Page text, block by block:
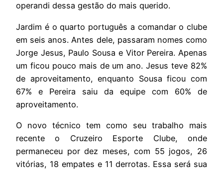
operandi dessa gestão do mais querido.
Jardim é o quarto português a comandar o clube
em seis anos. Antes dele, passaram nomes como
Jorge Jesus, Paulo Sousa e Vitor Pereira. Apenas
um ficou pouco mais de um ano. Jesus teve 82%
de aproveitamento, enquanto Sousa ficou com
67% e Pereira saiu da equipe com 60% de
aproveitamento.
O novo técnico tem como seu trabalho mais
recente o Cruzeiro Esporte Clube, onde
permaneceu por dez meses, com 55 jogos, 26
vitórias, 18 empates e 11 derrotas. Essa será sua